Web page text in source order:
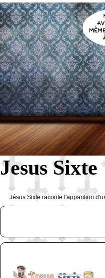
Jesus Sixte
Jésus Sixte raconte l'apparition